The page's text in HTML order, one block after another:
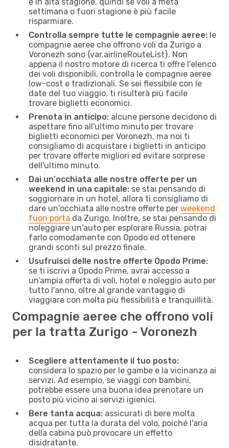
settimana o fuori stagione è più facile
risparmiare.
Controlla sempre tutte le compagnie aeree: le
compagnie aeree che offrono voli da Zurigo a
Voronezh sono {​var.airlineRouteList}. Non
appena il nostro motore di ricerca ti offre l'elenco
dei voli disponibili, controlla le compagnie aeree
low-cost e tradizionali. Se sei flessibile con le
date del tuo viaggio, ti risulterà più facile
trovare biglietti economici.
Prenota in anticipo: alcune persone decidono di
aspettare fino all'ultimo minuto per trovare
biglietti economici per Voronezh, ma noi ti
consigliamo di acquistare i biglietti in anticipo
per trovare offerte migliori ed evitare sorprese
dell'ultimo minuto.
Dai un'occhiata alle nostre offerte per un
weekend in una capitale: se stai pensando di
soggiornare in un hotel, allora ti consigliamo di
dare un'occhiata alle nostre offerte per weekend
fuori porta da Zurigo. Inoltre, se stai pensando di
noleggiare un'auto per esplorare Russia, potrai
farlo comodamente con Opodo ed ottenere
grandi sconti sul prezzo finale.
Usufruisci delle nostre offerte Opodo Prime:
se ti iscrivi a Opodo Prime, avrai accesso a
un’ampia offerta di voli, hotel e noleggio auto per
tutto l'anno, oltre al grande vantaggio di
viaggiare con molta più flessibilità e tranquillità.
Compagnie aeree che offrono voli
per la tratta Zurigo - Voronezh
Scegliere attentamente il tuo posto:
considera lo spazio per le gambe e la vicinanza ai
servizi. Ad esempio, se viaggi con bambini,
potrebbe essere una buona idea prenotare un
posto più vicino ai servizi igienici.
Bere tanta acqua: assicurati di bere molta
acqua per tutta la durata del volo, poiché l'aria
della cabina può provocare un effetto
disidratante.